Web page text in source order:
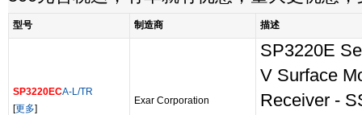
型号 制造商 描述
SP3220ECA-L/TR
[更多]
Exar Corporation
SP3220E
V Surface
Receiver -